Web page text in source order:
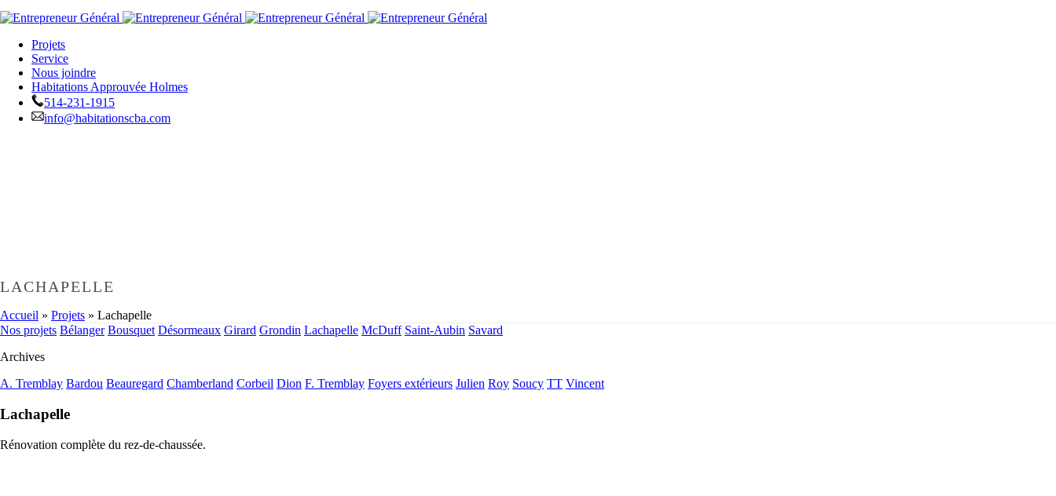
Projets
Service
Nous joindre
Habitations Approuvée Holmes
514-231-1915
info@habitationscba.com
LACHAPELLE
Accueil » Projets » Lachapelle
Nos projets Bélanger Bousquet Désormeaux Girard Grondin Lachapelle McDuff Saint-Aubin Savard
Archives
A. Tremblay Bardou Beauregard Chamberland Corbeil Dion F. Tremblay Foyers extérieurs Julien Roy Soucy TT Vincent
Lachapelle
Rénovation complète du rez-de-chaussée.